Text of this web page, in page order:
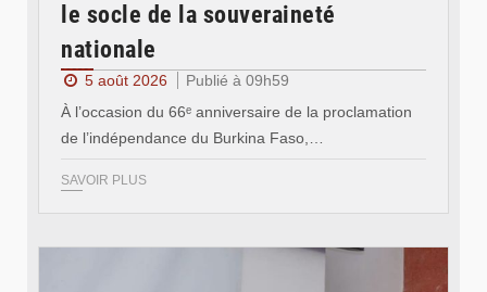
le socle de la souveraineté
nationale
5 août 2026
Publié à 09h59
À l’occasion du 66ᵉ anniversaire de la proclamation
de l’indépendance du Burkina Faso,…
SAVOIR PLUS